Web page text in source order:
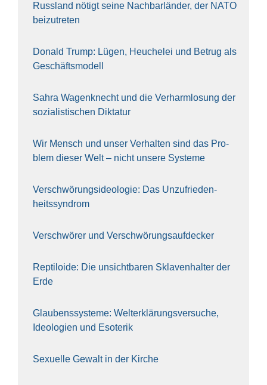
Russ­land nötigt sei­ne Nach­bar­län­der, der NATO
bei­zu­tre­ten
Donald Trump: Lügen, Heu­che­lei und Betrug als
Geschäfts­mo­dell
Sahra Wagen­knecht und die Ver­harm­lo­sung der
sozia­lis­ti­schen Dik­ta­tur
Wir Mensch und unser Ver­hal­ten sind das Pro­
blem die­ser Welt – nicht unse­re Sys‍te‍me
Ver­schwö­rungs­ideo­lo­gie: Das Unzufrieden­
heitssyndrom
Ver­schwö­rer und Verschwörungs­aufdecker
Rep­ti­lo­ide: Die unsicht­ba­ren Skla­ven­hal­ter der
Erde
Glau­bens­sys­te­me: Welt­erklä­rungs­ver­su­che,
Ideo­lo­gien und Eso­te­rik
Sexu­el­le Gewalt in der Kir­che